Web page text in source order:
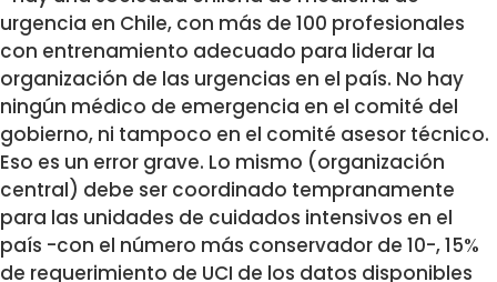
urgencia en Chile, con más de 100 profesionales
con entrenamiento adecuado para liderar la
organización de las urgencias en el país. No hay
ningún médico de emergencia en el comité del
gobierno, ni tampoco en el comité asesor técnico.
Eso es un error grave. Lo mismo (organización
central) debe ser coordinado tempranamente
para las unidades de cuidados intensivos en el
país -con el número más conservador de 10-, 15%
de requerimiento de UCI de los datos disponibles